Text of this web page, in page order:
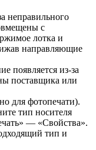
неправильного
с
лотка и
направляющие
появляется из-за
поставщика или
для фотопечати).
тип носителя
— «Свойства».
тип и